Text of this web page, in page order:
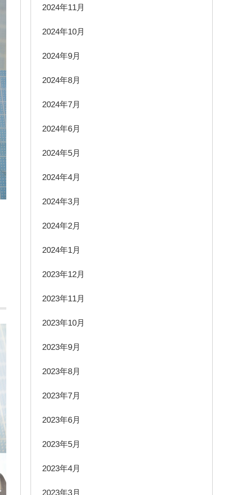
2024年11月
2024年10月
2024年9月
2024年8月
2024年7月
2024年6月
2024年5月
2024年4月
2024年3月
2024年2月
2024年1月
2023年12月
2023年11月
2023年10月
2023年9月
2023年8月
2023年7月
2023年6月
2023年5月
2023年4月
2023年3月